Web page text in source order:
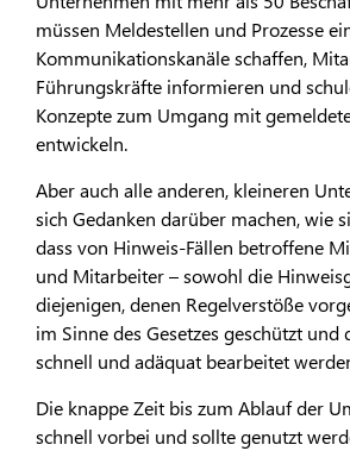
müssen Meldestellen und Prozesse
Kommunikationskanäle schaffen,
Führungskräfte informieren und
Konzepte zum Umgang mit
entwickeln.
Aber auch alle anderen, kleineren
sich Gedanken darüber machen, wie
dass von Hinweis-Fällen betroffene
und Mitarbeiter – sowohl die
diejenigen, denen Regelverstöße
im Sinne des Gesetzes geschützt und
schnell und adäquat bearbeitet
Die knappe Zeit bis zum Ablauf der
schnell vorbei und sollte genutzt